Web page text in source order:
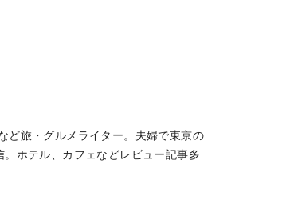
ど旅・グルメライター。夫婦で東京の
ホテル、カフェなどレビュー記事多